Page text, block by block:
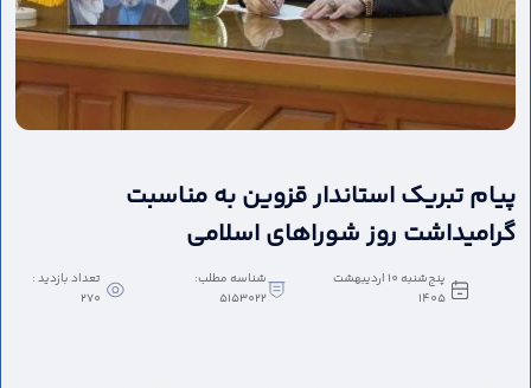
پیام تبریک استاندار قزوین به مناسبت
گرامیداشت روز شوراهای اسلامی
پنج‌شنبه 10 اردیبهشت
1405
شناسه مطلب:
5153022
تعداد بازدید :
270